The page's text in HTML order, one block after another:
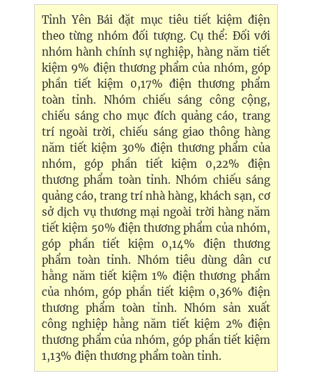
Tỉnh Yên Bái đặt mục tiêu tiết kiệm điện
theo từng nhóm đối tượng. Cụ thể: Đối với
nhóm hành chính sự nghiệp, hàng năm tiết
kiệm 9% điện thương phẩm của nhóm, góp
phần tiết kiệm 0,17% điện thương phẩm
toàn tỉnh. Nhóm chiếu sáng công cộng,
chiếu sáng cho mục đích quảng cáo, trang
trí ngoài trời, chiếu sáng giao thông hàng
năm tiết kiệm 30% điện thương phẩm của
nhóm, góp phần tiết kiệm 0,22% điện
thương phẩm toàn tỉnh. Nhóm chiếu sáng
quảng cáo, trang trí nhà hàng, khách sạn, cơ
sở dịch vụ thương mại ngoài trời hàng năm
tiết kiệm 50% điện thương phẩm của nhóm,
góp phần tiết kiệm 0,14% điện thương
phẩm toàn tỉnh. Nhóm tiêu dùng dân cư
hằng năm tiết kiệm 1% điện thương phẩm
của nhóm, góp phần tiết kiệm 0,36% điện
thương phẩm toàn tỉnh. Nhóm sản xuất
công nghiệp hằng năm tiết kiệm 2% điện
thương phẩm của nhóm, góp phần tiết kiệm
1,13% điện thương phẩm toàn tỉnh.